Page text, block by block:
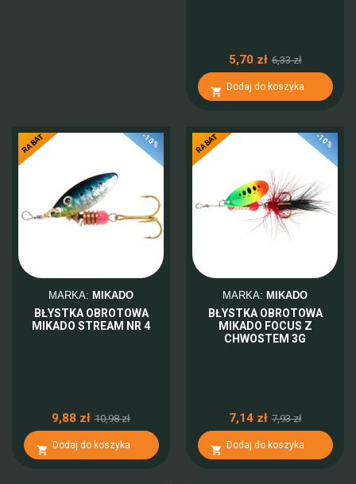
5,70 zł 6,33 zł
 Dodaj do koszyka
-10%
RABAT
MARKA: MIKADO
BŁYSTKA OBROTOWA
MIKADO STREAM NR 4
9,88 zł 10,98 zł
 Dodaj do koszyka
-10%
RABAT
MARKA: MIKADO
BŁYSTKA OBROTOWA
MIKADO FOCUS Z
CHWOSTEM 3G
7,14 zł 7,93 zł
 Dodaj do koszyka